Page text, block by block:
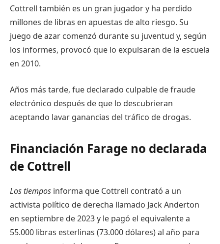
Cottrell también es un gran jugador y ha perdido
millones de libras en apuestas de alto riesgo. Su
juego de azar comenzó durante su juventud y, según
los informes, provocó que lo expulsaran de la escuela
en 2010.
Años más tarde, fue declarado culpable de fraude
electrónico después de que lo descubrieran
aceptando lavar ganancias del tráfico de drogas.
Financiación Farage no declarada
de Cottrell
Los tiempos informa que Cottrell contrató a un
activista político de derecha llamado Jack Anderton
en septiembre de 2023 y le pagó el equivalente a
55.000 libras esterlinas (73.000 dólares) al año para